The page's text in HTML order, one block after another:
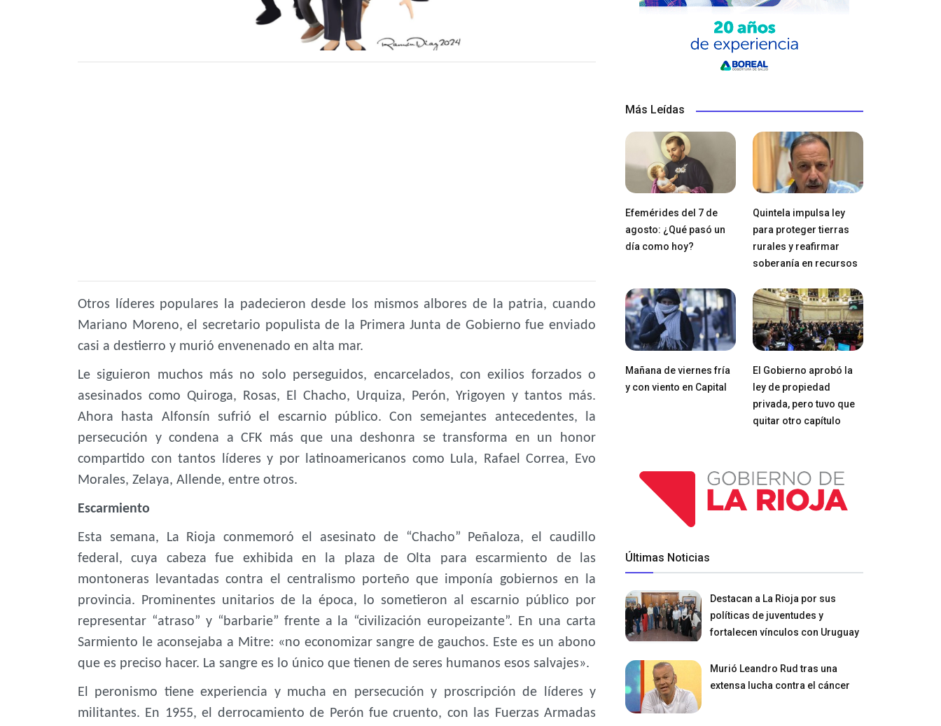
Otros líderes populares la padecieron desde los mismos albores de la patria, cuando
Mariano Moreno, el secretario populista de la Primera Junta de Gobierno fue enviado
casi a destierro y murió envenenado en alta mar.
Le siguieron muchos más no solo perseguidos, encarcelados, con exilios forzados o
asesinados como Quiroga, Rosas, El Chacho, Urquiza, Perón, Yrigoyen y tantos más.
Ahora hasta Alfonsín sufrió el escarnio público. Con semejantes antecedentes, la
persecución y condena a CFK más que una deshonra se transforma en un honor
compartido con tantos líderes y por latinoamericanos como Lula, Rafael Correa, Evo
Morales, Zelaya, Allende, entre otros.
Escarmiento
Esta semana, La Rioja conmemoró el asesinato de “Chacho” Peñaloza, el caudillo
federal, cuya cabeza fue exhibida en la plaza de Olta para escarmiento de las
montoneras levantadas contra el centralismo porteño que imponía gobiernos en la
provincia. Prominentes unitarios de la época, lo sometieron al escarnio público por
representar “atraso” y “barbarie” frente a la “civilización europeizante”. En una carta
Sarmiento le aconsejaba a Mitre: «no economizar sangre de gauchos. Este es un abono
que es preciso hacer. La sangre es lo único que tienen de seres humanos esos salvajes».
El peronismo tiene experiencia y mucha en persecución y proscripción de líderes y
militantes. En 1955, el derrocamiento de Perón fue cruento, con las Fuerzas Armadas
Más Leídas
Efemérides del 7 de
agosto: ¿Qué pasó un
día como hoy?
Quintela impulsa ley
para proteger tierras
rurales y reafirmar
soberanía en recursos
Mañana de viernes fría
y con viento en Capital
El Gobierno aprobó la
ley de propiedad
privada, pero tuvo que
quitar otro capítulo
Últimas Noticias
Destacan a La Rioja por sus
políticas de juventudes y
fortalecen vínculos con Uruguay
Murió Leandro Rud tras una
extensa lucha contra el cáncer